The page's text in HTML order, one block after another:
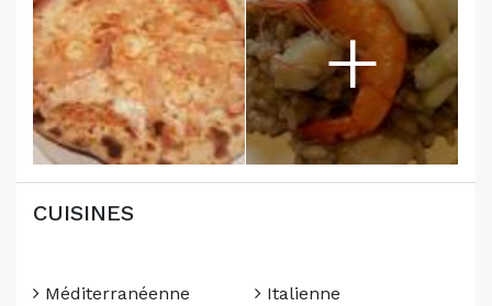
+
CUISINES
Méditerranéenne
Italienne